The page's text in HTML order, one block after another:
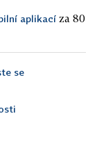
aplikací za 80
se